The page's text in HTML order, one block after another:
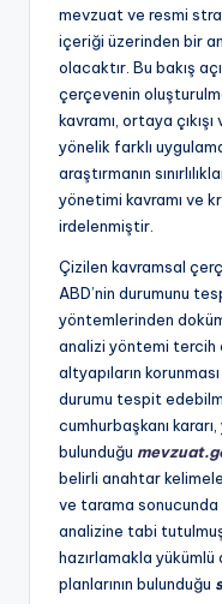
mevzuat ve resmi
içeriği üzerinden bir
olacaktır. Bu bakış
çerçevenin
kavramı, ortaya
yönelik farklı
araştırmanın
yönetimi kavramı ve
irdelenmiştir.
Çizilen kavramsal
ABD’nin durumunu
yöntemlerinden
analizi yöntemi tercih
altyapıların
durumu tespit
cumhurbaşkanı
bulunduğu
belirli anahtar
ve tarama
analizine tabi
hazırlamakla yükümlü
planlarının bulunduğu